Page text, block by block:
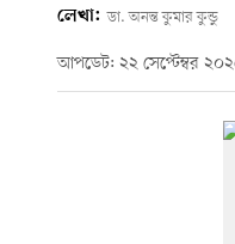
লেখা: ডা. অনন্ত কুমার কুন্ডু
আপডেট: ২২ সেপ্টেম্বর